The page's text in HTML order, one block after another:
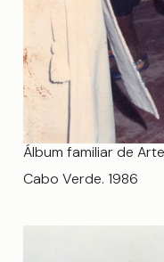
Álbum familiar de
Cabo Verde. 1986